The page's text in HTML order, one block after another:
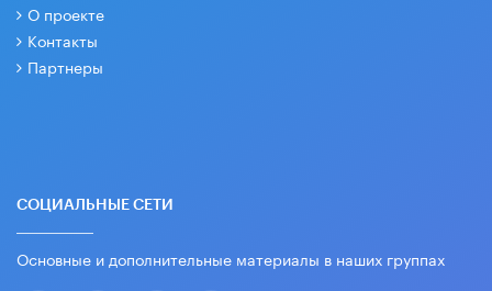
О проекте
Контакты
Партнеры
СОЦИАЛЬНЫЕ СЕТИ
Основные и дополнительные материалы в наших группах